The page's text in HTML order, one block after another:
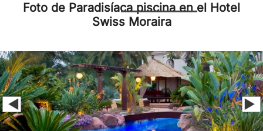
Foto de Paradisíaca piscina en el Hotel
Swiss Moraira